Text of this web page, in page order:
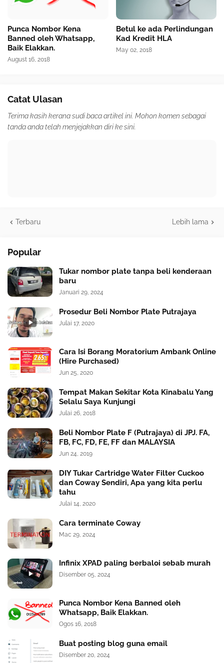
Punca Nombor Kena
Banned oleh Whatsapp,
Baik Elakkan.
August 16, 2018
Betul ke ada Perlindungan
Kad Kredit HLA
May 02, 2018
Catat Ulasan
Terima kasih kerana sudi baca artikel ini. Mohon komen sebagai
tanda anda telah menjejakkan diri ke sini.
Terbaru Lebih lama
Popular
Tukar nombor plate tanpa beli kenderaan
baru
Januari 29, 2024
Prosedur Beli Nombor Plate Putrajaya
Julai 17, 2020
Cara Isi Borang Moratorium Ambank Online
(Hire Purchased)
Jun 25, 2020
Tempat Makan Sekitar Kota Kinabalu Yang
Selalu Saya Kunjungi
Julai 26, 2018
Beli Nombor Plate F (Putrajaya) di JPJ. FA,
FB, FC, FD, FE, FF dan MALAYSIA
Jun 24, 2019
DIY Tukar Cartridge Water Filter Cuckoo
dan Coway Sendiri, Apa yang kita perlu
tahu
Julai 14, 2020
Cara terminate Coway
Mac 29, 2024
Infinix XPAD paling berbaloi sebab murah
Disember 05, 2024
Punca Nombor Kena Banned oleh
Whatsapp, Baik Elakkan.
Ogos 16, 2018
Buat posting blog guna email
Disember 20, 2024